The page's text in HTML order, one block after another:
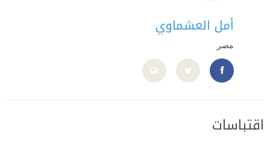
أمل العشماوي
مصر
https://www.facebook.com/amel.elashmawy.1/
اقتباسات